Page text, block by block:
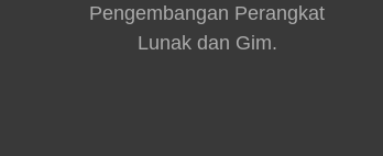
Pengembangan Perangkat
Lunak dan Gim.